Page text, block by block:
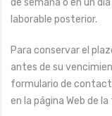
de semana o en un
laborable posterior.
Para conservar el
antes de su
formulario de
en la página Web de